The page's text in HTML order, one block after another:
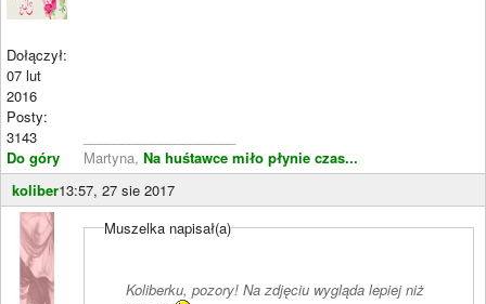
Dołączył:
07 lut
2016
Posty:
3143
Do góry
Martyna, Na huśtawce miło płynie czas...
koliber13:57, 27 sie 2017
Muszelka napisał(a)
Koliberku, pozory! Na zdjęciu wygląda lepiej niż